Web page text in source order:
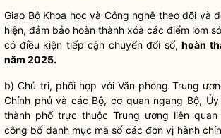
Giao Bộ Khoa học và Công nghệ theo dõi và
hiện, đảm bảo hoàn thành xóa các điểm lõm
có điều kiện tiếp cận chuyển đổi số, hoàn
năm 2025.
b) Chủ trì, phối hợp với Văn phòng Trung
Chính phủ và các Bộ, cơ quan ngang Bộ,
thành phố trực thuộc Trung ương liên
công bố danh mục mã số các đơn vị hành